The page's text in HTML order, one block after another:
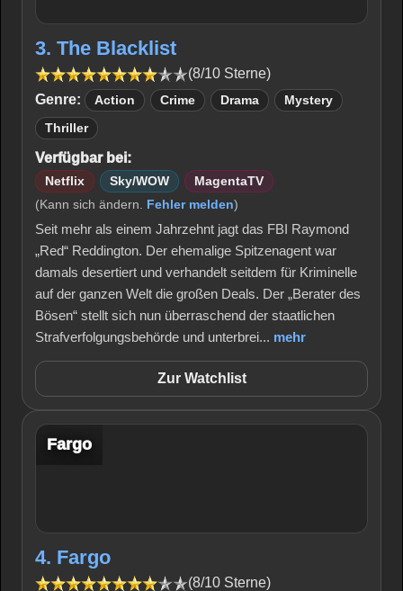
3. The Blacklist
(8/10 Sterne)
Genre:
Action Crime Drama Mystery
Thriller
Verfügbar bei:
Netflix Sky/WOW
MagentaTV
(Kann sich ändern. Fehler melden)
Seit mehr als einem Jahrzehnt jagt das FBI Raymond
„Red“ Reddington. Der ehemalige Spitzenagent war
damals desertiert und verhandelt seitdem für Kriminelle
auf der ganzen Welt die großen Deals. Der „Berater des
Bösen“ stellt sich nun überraschend der staatlichen
Strafverfolgungsbehörde und unterbrei... mehr
Zur Watchlist
Fargo
4. Fargo
(8/10 Sterne)